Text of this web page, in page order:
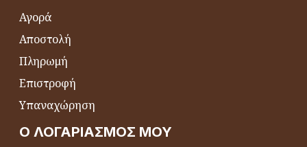
Αγορά
Αποστολή
Πληρωμή
Επιστροφή
Υπαναχώρηση
Ο ΛΟΓΑΡΙΑΣΜΌΣ ΜΟΥ